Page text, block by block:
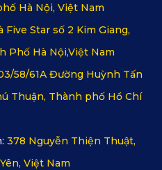
Hà Nội, Việt Nam
Five Star số 2 Kim Giang,
Phố Hà Nội,Việt Nam
58/61A Đường Huỳnh Tấn
Thuận, Thành phố Hồ Chí
378 Nguyễn Thiện Thuật,
Việt Nam